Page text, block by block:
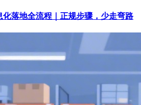
化落地全流程｜正规步骤，少走弯路